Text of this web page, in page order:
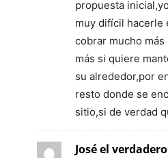
propuesta
muy difícil hacerle
cobrar mucho
más si quiere
su alrededor,por
resto donde se
sitio,si de verdad
José el verdadero